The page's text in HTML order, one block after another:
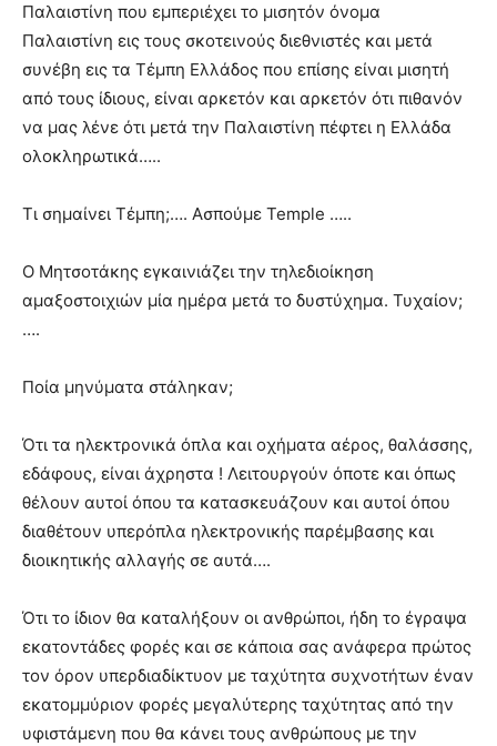
Παλαιστίνη που εμπεριέχει το μισητόν όνομα
Παλαιστίνη εις τους σκοτεινούς διεθνιστές και μετά
συνέβη εις τα Τέμπη Ελλάδος που επίσης είναι μισητή
από τους ίδιους, είναι αρκετόν και αρκετόν ότι πιθανόν
να μας λένε ότι μετά την Παλαιστίνη πέφτει η Ελλάδα
ολοκληρωτικά…..
Τι σημαίνει Τέμπη;…. Ασπούμε Temple …..
Ο Μητσοτάκης εγκαινιάζει την τηλεδιοίκηση
αμαξοστοιχιών μία ημέρα μετά το δυστύχημα. Τυχαίον;
….
Ποία μηνύματα στάληκαν;
Ότι τα ηλεκτρονικά όπλα και οχήματα αέρος, θαλάσσης,
εδάφους, είναι άχρηστα ! Λειτουργούν όποτε και όπως
θέλουν αυτοί όπου τα κατασκευάζουν και αυτοί όπου
διαθέτουν υπερόπλα ηλεκτρονικής παρέμβασης και
διοικητικής αλλαγής σε αυτά….
Ότι το ίδιον θα καταλήξουν οι ανθρώποι, ήδη το έγραψα
εκατοντάδες φορές και σε κάποια σας ανάφερα πρώτος
τον όρον υπερδιαδίκτυον με ταχύτητα συχνοτήτων έναν
εκατομμύριον φορές μεγαλύτερης ταχύτητας από την
υφιστάμενη που θα κάνει τους ανθρώπους με την